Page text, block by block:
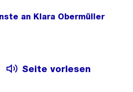
an Klara Obermüller
Seite vorlesen